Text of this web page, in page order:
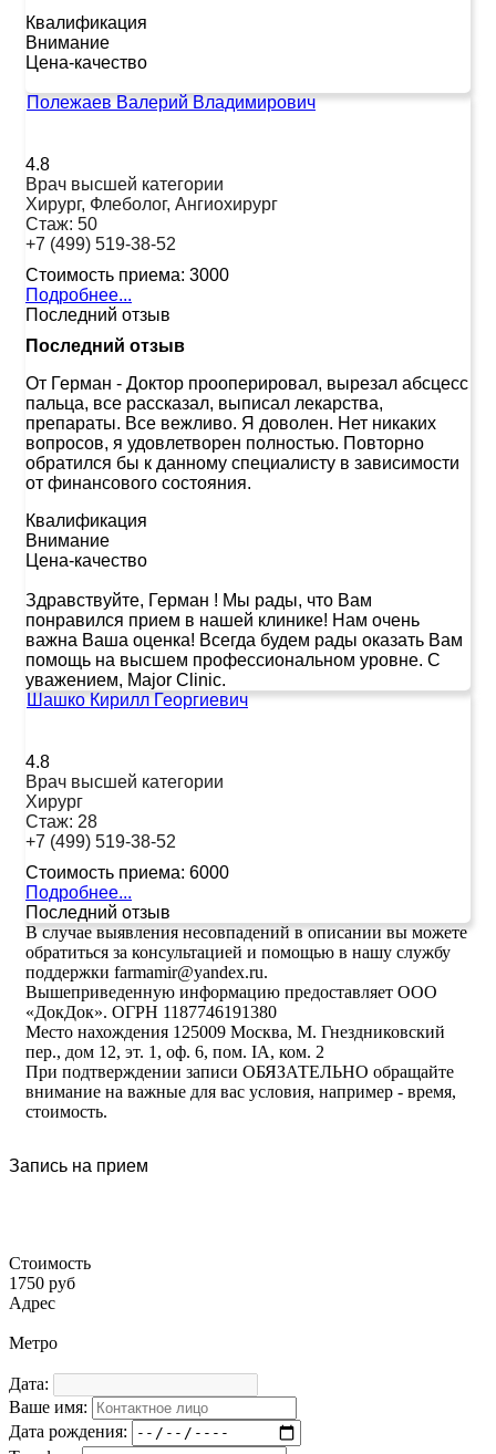
Квалификация
Внимание
Цена-качество
Полежаев Валерий Владимирович
4.8
Врач высшей категории
Хирург, Флеболог, Ангиохирург
Стаж: 50
+7 (499) 519-38-52
Стоимость приема: 3000
Подробнее...
Последний отзыв
Последний отзыв
От Герман - Доктор прооперировал, вырезал абсцесс
пальца, все рассказал, выписал лекарства,
препараты. Все вежливо. Я доволен. Нет никаких
вопросов, я удовлетворен полностью. Повторно
обратился бы к данному специалисту в зависимости
от финансового состояния.
Квалификация
Внимание
Цена-качество
Здравствуйте, Герман ! Мы рады, что Вам
понравился прием в нашей клинике! Нам очень
важна Ваша оценка! Всегда будем рады оказать Вам
помощь на высшем профессиональном уровне. С
уважением, Major Clinic.
Шашко Кирилл Георгиевич
4.8
Врач высшей категории
Хирург
Стаж: 28
+7 (499) 519-38-52
Стоимость приема: 6000
Подробнее...
Последний отзыв
В случае выявления несовпадений в описании вы можете
обратиться за консультацией и помощью в нашу службу
поддержки farmamir@yandex.ru.
Вышеприведенную информацию предоставляет ООО
«ДокДок». ОГРН 1187746191380
Место нахождения 125009 Москва, М. Гнездниковский
пер., дом 12, эт. 1, оф. 6, пом. IA, ком. 2
При подтверждении записи ОБЯЗАТЕЛЬНО обращайте
внимание на важные для вас условия, например - время,
стоимость.
Запись на прием
Стоимость
1750 руб
Адрес
Метро
Дата:
Ваше имя:
Дата рождения: